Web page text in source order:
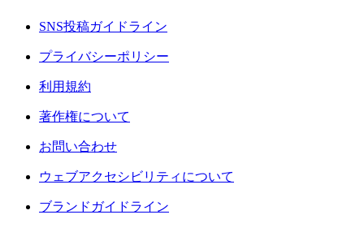
SNS投稿ガイドライン
プライバシーポリシー
利用規約
著作権について
お問い合わせ
ウェブアクセシビリティについて
ブランドガイドライン